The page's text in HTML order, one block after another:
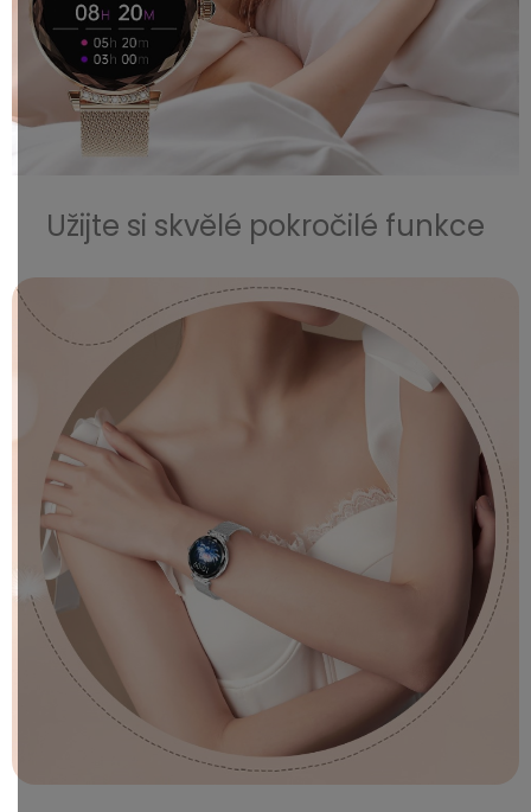
Užijte si skvělé pokročilé funkce